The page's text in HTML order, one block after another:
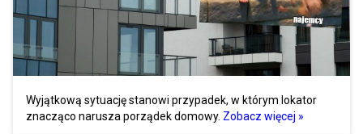
Wyjątkową sytuację stanowi przypadek, w którym lokator
znacząco narusza porządek domowy. Zobacz więcej »